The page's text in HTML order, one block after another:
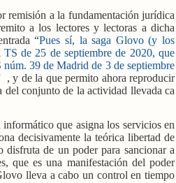
remisión a la fundamentación jurídica
a los lectores y lectoras a dicha
“Pues sí, la saga Glovo (y los
de 25 de septiembre de 2020, que
39 de Madrid de 3 de septiembre
, y de la que permito ahora reproducir
del conjunto de la actividad llevada ca
que asigna los servicios en
decisivamente la teórica libertad de
de un poder para sancionar a
que es una manifestación del poder
lleva a cabo un control en tiempo